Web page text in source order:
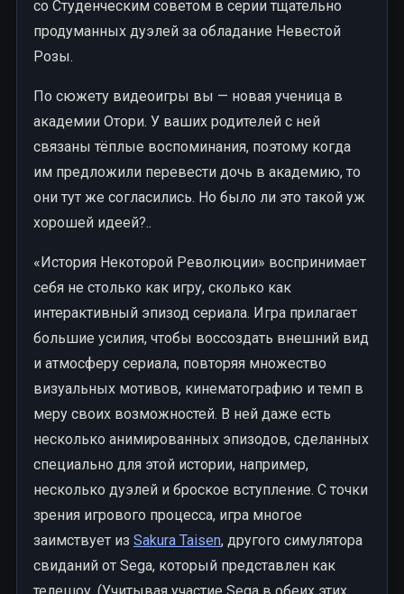
со Студенческим советом в серии тщательно
продуманных дуэлей за обладание Невестой
Розы.
По сюжету видеоигры вы — новая ученица в
академии Отори. У ваших родителей с ней
связаны тёплые воспоминания, поэтому когда
им предложили перевести дочь в академию, то
они тут же согласились. Но было ли это такой уж
хорошей идеей?..
«История Некоторой Революции» воспринимает
себя не столько как игру, сколько как
интерактивный эпизод сериала. Игра прилагает
большие усилия, чтобы воссоздать внешний вид
и атмосферу сериала, повторяя множество
визуальных мотивов, кинематографию и темп в
меру своих возможностей. В ней даже есть
несколько анимированных эпизодов, сделанных
специально для этой истории, например,
несколько дуэлей и броское вступление. С точки
зрения игрового процесса, игра многое
заимствует из Sakura Taisen, другого симулятора
свиданий от Sega, который представлен как